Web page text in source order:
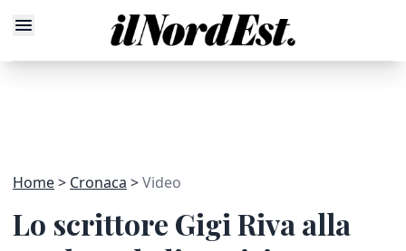
Home Cronaca Video
Lo scrittore Gigi Riva alla